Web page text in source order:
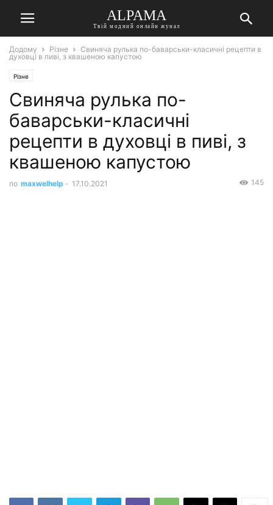
ALPAMA
Твій модний онлайн жунал
Додому Різне
Свиняча рулька по-баварськи-класичні рецепти в
духовці в пиві, з квашеною капустою
Різне
Свиняча рулька по-
баварськи-класичні
рецепти в духовці в пиві, з
квашеною капустою
по maxwelhelp - 17.10.2021 145